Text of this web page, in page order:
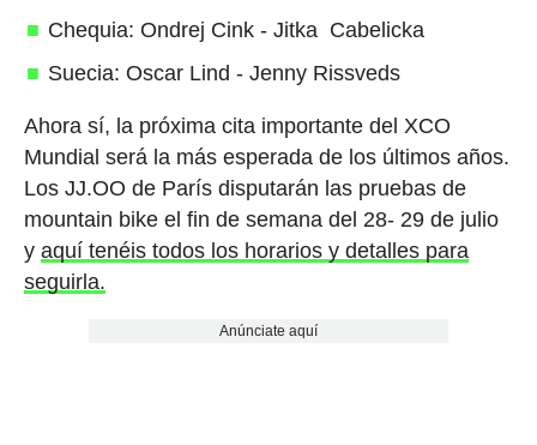
Chequia: Ondrej Cink - Jitka Cabelicka
Suecia: Oscar Lind - Jenny Rissveds
Ahora sí, la próxima cita importante del XCO
Mundial será la más esperada de los últimos años.
Los JJ.OO de París disputarán las pruebas de
mountain bike el fin de semana del 28- 29 de julio
y aquí tenéis todos los horarios y detalles para
seguirla.
Anúnciate aquí